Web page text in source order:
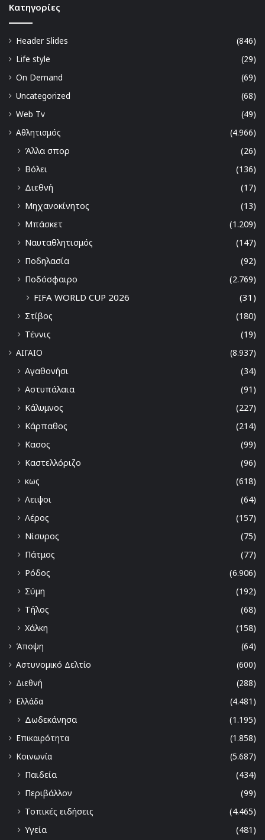
Kατηγορίες
Header Slides
(846)
Life style
(29)
On Demand
(69)
Uncategorized
(68)
Web Tv
(49)
Αθλητισμός
(4.966)
Άλλα σπορ
(26)
Βόλει
(136)
Διεθνή
(17)
Μηχανοκίνητος
(13)
Μπάσκετ
(1.209)
Ναυταθλητισμός
(147)
Ποδηλασία
(92)
Ποδόσφαιρο
(2.769)
FIFA WORLD CUP 2026 (31)
Στίβος
(180)
Τέννις
(19)
ΑΙΓΑΙΟ
(8.937)
Αγαθονήσι
(34)
Αστυπάλαια
(91)
Κάλυμνος
(227)
Κάρπαθος
(214)
Κασος
(99)
Καστελλόριζο
(96)
κως
(618)
Λειψοι
(64)
Λέρος
(157)
Νίσυρος
(75)
Πάτμος
(77)
Ρόδος
(6.906)
Σύμη
(192)
Τήλος
(68)
Χάλκη
(158)
Άποψη
(64)
Αστυνομικό Δελτίο
(600)
Διεθνή
(288)
Ελλάδα
(4.481)
Δωδεκάνησα
(1.195)
Επικαιρότητα
(1.858)
Κοινωνία
(5.687)
Παιδεία
(434)
Περιβάλλον
(99)
Τοπικές ειδήσεις
(4.465)
Υγεία
(481)